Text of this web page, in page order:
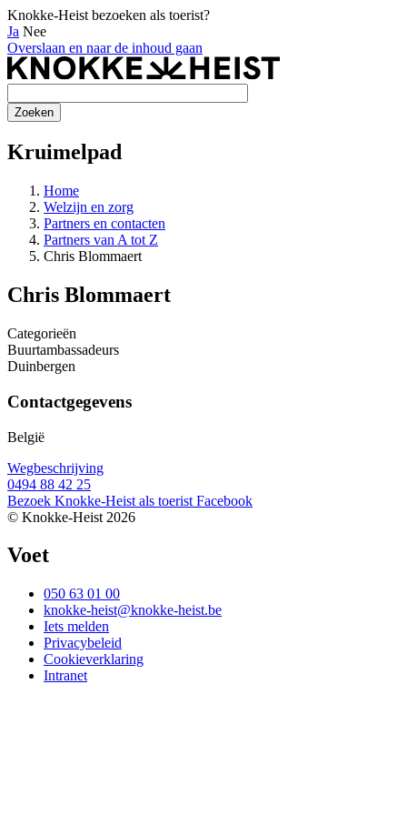
Knokke-Heist bezoeken als toerist?
Ja Nee
Overslaan en naar de inhoud gaan
Kruimelpad
Home
Welzijn en zorg
Partners en contacten
Partners van A tot Z
Chris Blommaert
Chris Blommaert
Categorieën
Buurtambassadeurs
Duinbergen
Contactgegevens
België
Wegbeschrijving
0494 88 42 25
Bezoek Knokke-Heist als toerist Facebook
© Knokke-Heist 2026
Voet
050 63 01 00
knokke-heist@knokke-heist.be
Iets melden
Privacybeleid
Cookieverklaring
Intranet